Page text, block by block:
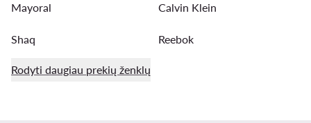
Mayoral Calvin Klein
Shaq Reebok
Rodyti daugiau prekių ženklų